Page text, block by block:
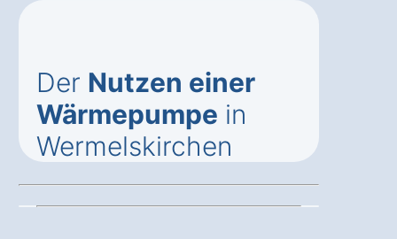
Der Nutzen einer
Wärmepumpe in
Wermelskirchen